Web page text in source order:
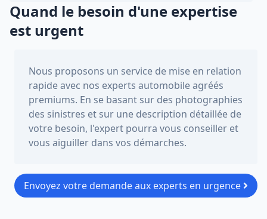
Quand le besoin d'une expertise
est urgent
Nous proposons un service de mise en relation
rapide avec nos experts automobile agréés
premiums. En se basant sur des photographies
des sinistres et sur une description détaillée de
votre besoin, l'expert pourra vous conseiller et
vous aiguiller dans vos démarches.
Envoyez votre demande aux experts en urgence